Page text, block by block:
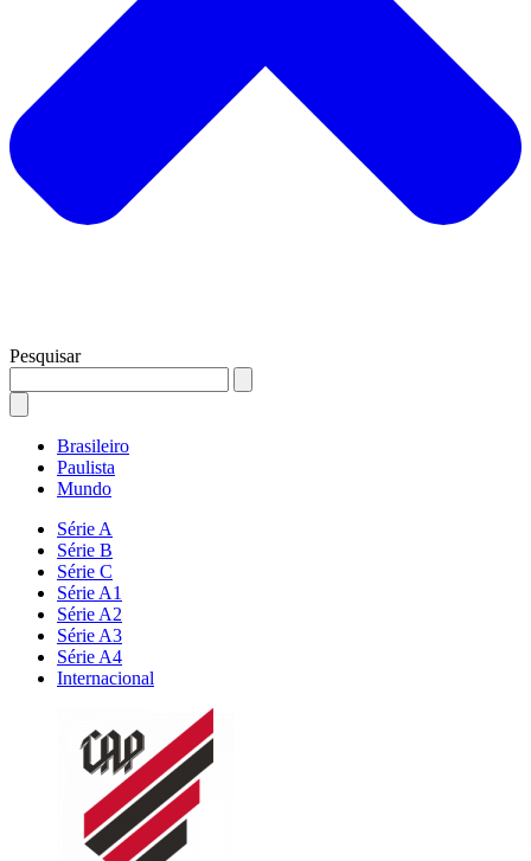
Pesquisar
Brasileiro
Paulista
Mundo
Série A
Série B
Série C
Série A1
Série A2
Série A3
Série A4
Internacional